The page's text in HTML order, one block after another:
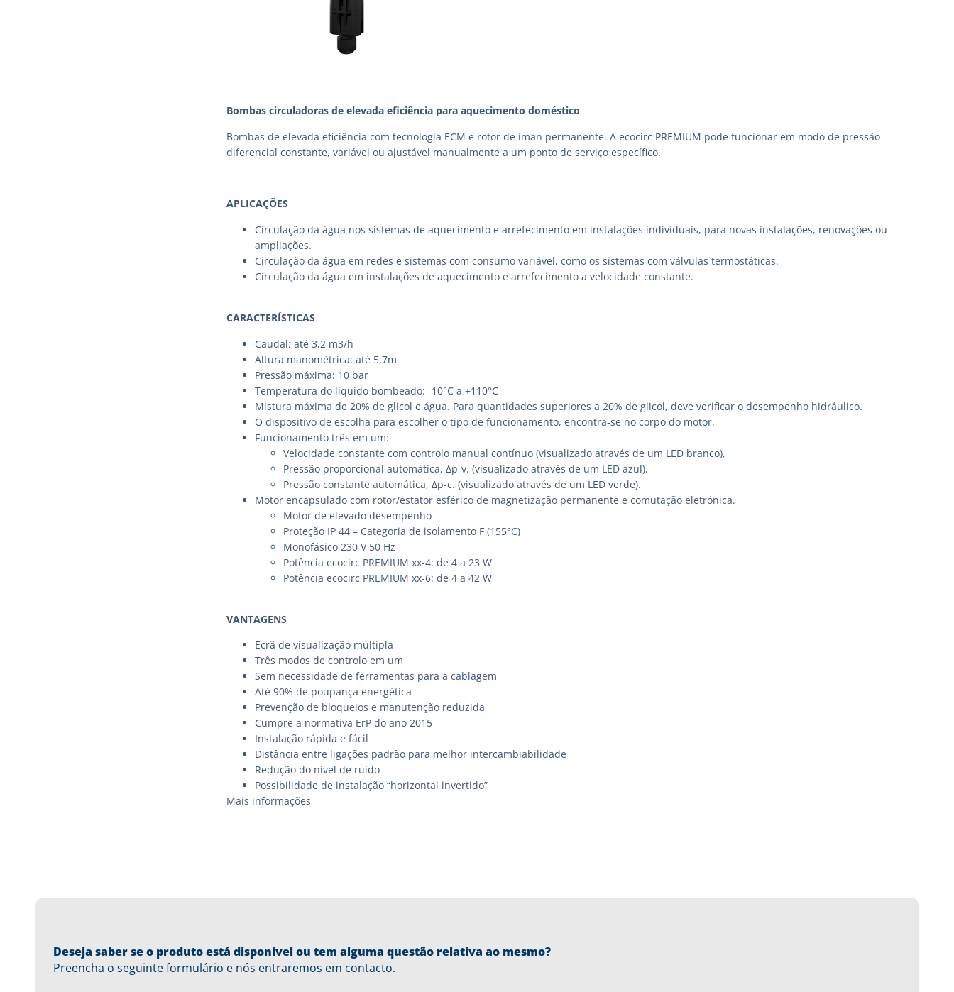
Bombas circuladoras de elevada eficiência para aquecimento doméstico
Bombas de elevada eficiência com tecnologia ECM e rotor de íman permanente. A ecocirc PREMIUM pode funcionar em modo de pressão
diferencial constante, variável ou ajustável manualmente a um ponto de serviço específico.
APLICAÇÕES
Circulação da água nos sistemas de aquecimento e arrefecimento em instalações individuais, para novas instalações, renovações ou
ampliações.
Circulação da água em redes e sistemas com consumo variável, como os sistemas com válvulas termostáticas.
Circulação da água em instalações de aquecimento e arrefecimento a velocidade constante.
CARACTERÍSTICAS
Caudal: até 3,2 m3/h
Altura manométrica: até 5,7m
Pressão máxima: 10 bar
Temperatura do líquido bombeado: -10°C a +110°C
Mistura máxima de 20% de glicol e água. Para quantidades superiores a 20% de glicol, deve verificar o desempenho hidráulico.
O dispositivo de escolha para escolher o tipo de funcionamento, encontra-se no corpo do motor.
Funcionamento três em um:
Velocidade constante com controlo manual contínuo (visualizado através de um LED branco),
Pressão proporcional automática, Δp-v. (visualizado através de um LED azul),
Pressão constante automática, Δp-c. (visualizado através de um LED verde).
Motor encapsulado com rotor/estator esférico de magnetização permanente e comutação eletrónica.
Motor de elevado desempenho
Proteção IP 44 – Categoria de isolamento F (155°C)
Monofásico 230 V 50 Hz
Potência ecocirc PREMIUM xx-4: de 4 a 23 W
Potência ecocirc PREMIUM xx-6: de 4 a 42 W
VANTAGENS
Ecrã de visualização múltipla
Três modos de controlo em um
Sem necessidade de ferramentas para a cablagem
Até 90% de poupança energética
Prevenção de bloqueios e manutenção reduzida
Cumpre a normativa ErP do ano 2015
Instalação rápida e fácil
Distância entre ligações padrão para melhor intercambiabilidade
Redução do nível de ruído
Possibilidade de instalação “horizontal invertido”
Mais informações
Deseja saber se o produto está disponível ou tem alguma questão relativa ao mesmo?
Preencha o seguinte formulário e nós entraremos em contacto.